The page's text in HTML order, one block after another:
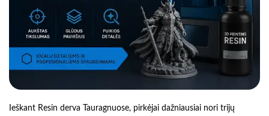
Ieškant Resin derva Tauragnuose, pirkėjai dažniausiai nori trijų